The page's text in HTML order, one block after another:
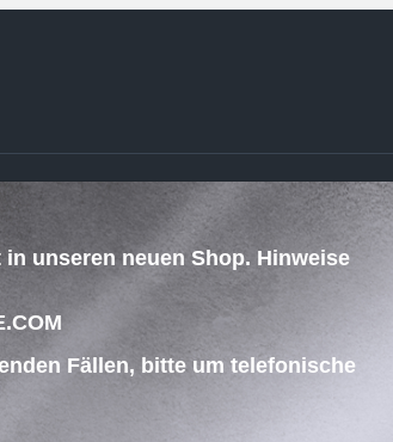
unseren neuen Shop. Hinweise
Fällen, bitte um telefonische
& VERSAND